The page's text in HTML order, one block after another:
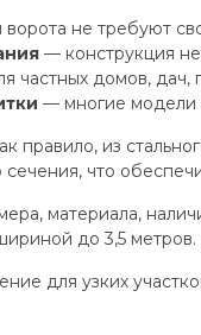
не требуют
— конструкция
частных домов, дач,
— многие модели
правило, из
что
материала,
до 3,5 метров.
для узких